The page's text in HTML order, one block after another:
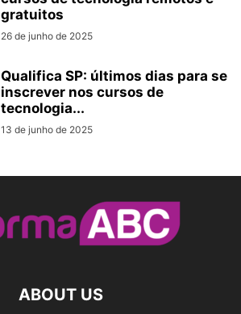
gratuitos
26 de junho de 2025
Qualifica SP: últimos dias para se
inscrever nos cursos de
tecnologia...
13 de junho de 2025
ABOUT US